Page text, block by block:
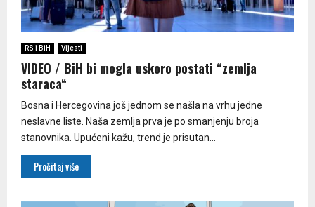
RS i BiH Vijesti
VIDEO / BiH bi mogla uskoro postati “zemlja
staraca“
Bosna i Hercegovina još jednom se našla na vrhu jedne
neslavne liste. Naša zemlja prva je po smanjenju broja
stanovnika. Upućeni kažu, trend je prisutan...
Pročitaj više